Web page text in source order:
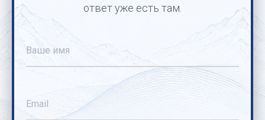
ответ уже есть там.